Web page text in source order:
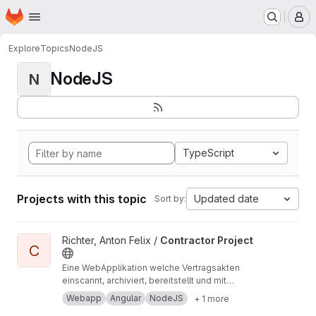
Skip to main content
Homepage
ExploreTopicsNodeJS
N NodeJS
TypeScript
Projects with this topic Sort by: Updated date
View Contractor Project project
C
Richter, Anton Felix / Contractor Project
Eine WebApplikation welche Vertragsakten
einscannt, archiviert, bereitstellt und mit
Geschäftslogik aufbereitet. Angular, Node.js,
Datenbank (JSon), HTML, SCSS, TypeScript
Webapp Angular NodeJS + 1 more